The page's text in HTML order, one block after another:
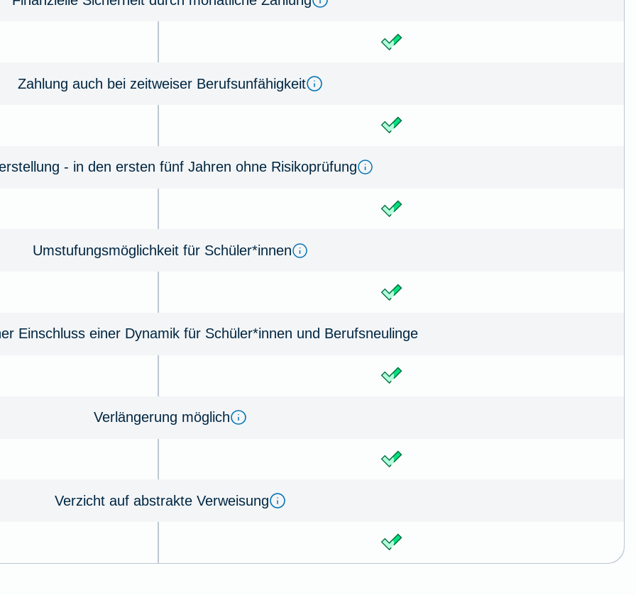
Zahlung auch bei zeitweiser Berufsunfähigkeit
- in den ersten fünf Jahren ohne Risikoprüfung
Umstufungsmöglichkeit für Schüler*innen
Einschluss einer Dynamik für Schüler*innen und Berufsneulinge
Verlängerung möglich
Verzicht auf abstrakte Verweisung